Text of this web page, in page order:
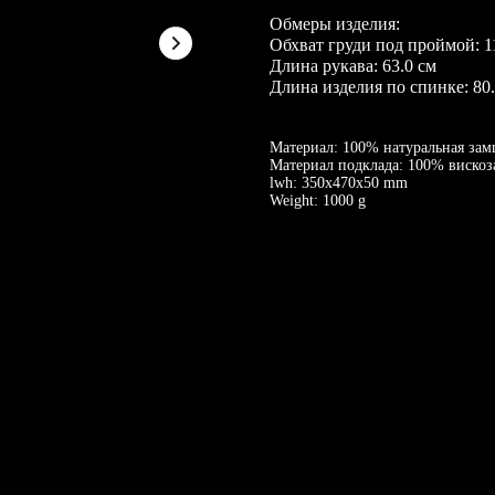
Обмеры изделия:
Обхват груди под проймой:
Длина рукава: 63.0 см
Длина изделия по спинке:
Материал: 100% натуральная
Материал подклада: 100%
lwh: 350x470x50 mm
Weight: 1000 g